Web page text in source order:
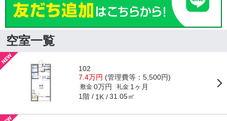
空室一覧
102
7.4万円 (管理費等：5,500円)
敷金 0万円 礼金 1ヶ月
1階 1K 31.05㎡